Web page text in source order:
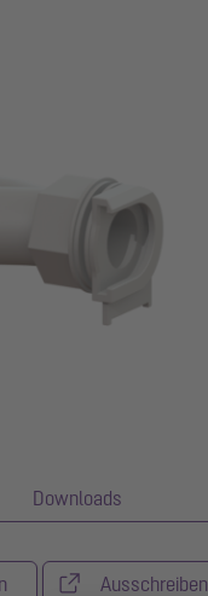
Downloads